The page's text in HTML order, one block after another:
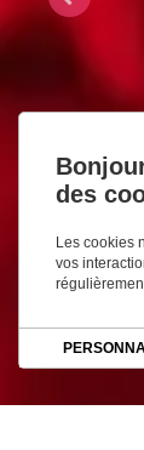
des
Les cookies
vos